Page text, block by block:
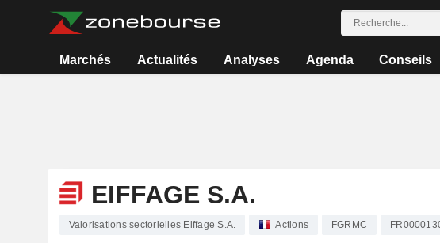
Marchés Actualités Analyses Agenda Conseils
EIFFAGE S.A.
Valorisations sectorielles Eiffage S.A. Actions FGRMC